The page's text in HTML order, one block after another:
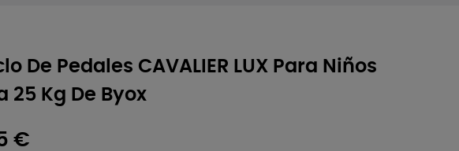
De Pedales CAVALIER LUX Para Niños
25 Kg De Byox
€